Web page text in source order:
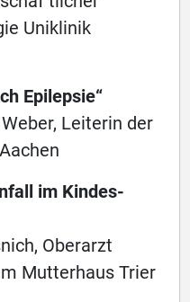
Uniklinik
Epilepsie“
Leiterin der
im Kindes-
Oberarzt
Mutterhaus Trier